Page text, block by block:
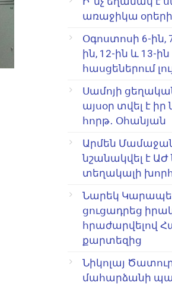
առաջիկա
Օգոստոսի 6-ին,
ին, 12-ին և 13-
հասցեներում
Սամոյի
այսօր տվել է
հորթ․ Օհանյան
Արմեն
նշանակվել է
տեղակալի
Նարեկ
ցուցադրեց
հրաժարվելով
քարտեզից
Նիկոլայ
մահարձանի